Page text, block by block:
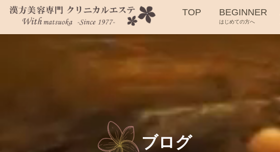
TOP BEGINNER
はじめての方へ
ブログ